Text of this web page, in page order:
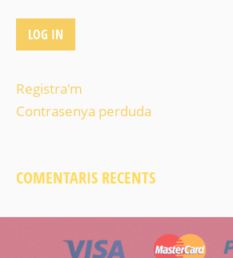
Registra'm
Contrasenya perduda
COMENTARIS RECENTS